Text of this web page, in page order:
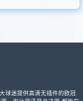
球迷提供高清无插件的欧冠